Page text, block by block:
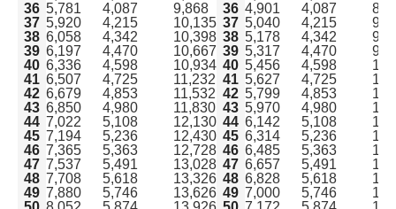
36 5,781 4,087 9,868 36 4,901 4,087
37 5,920 4,215 10,135 37 5,040 4,215
38 6,058 4,342 10,398 38 5,178 4,342
39 6,197 4,470 10,667 39 5,317 4,470
40 6,336 4,598 10,934 40 5,456 4,598
41 6,507 4,725 11,232 41 5,627 4,725
42 6,679 4,853 11,532 42 5,799 4,853
43 6,850 4,980 11,830 43 5,970 4,980
44 7,022 5,108 12,130 44 6,142 5,108
45 7,194 5,236 12,430 45 6,314 5,236
46 7,365 5,363 12,728 46 6,485 5,363
47 7,537 5,491 13,028 47 6,657 5,491
48 7,708 5,618 13,326 48 6,828 5,618
49 7,880 5,746 13,626 49 7,000 5,746